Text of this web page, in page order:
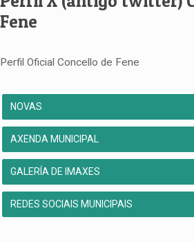
Fene
Perfil Oficial Concello de Fene
NOVAS
AXENDA MUNICIPAL
GALERÍA DE IMAXES
REDES SOCIAIS MUNICIPAIS